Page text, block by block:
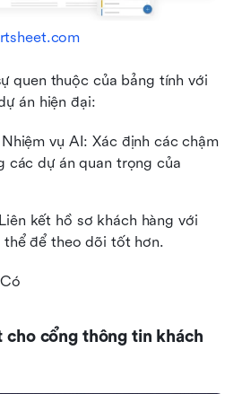
quen thuộc của bảng tính với
án hiện đại:
vụ AI: Xác định các chậm
các dự án quan trọng của
kết hồ sơ khách hàng với
thể để theo dõi tốt hơn.
cho cổng thông tin khách